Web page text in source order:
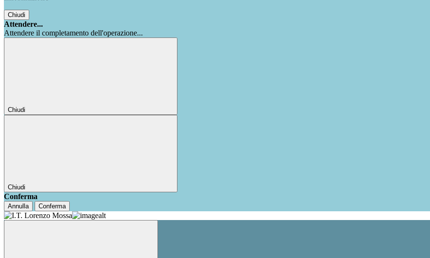
Chiudi
Attendere...
Attendere il completamento dell'operazione...
Chiudi
Chiudi
Conferma
Annulla Conferma